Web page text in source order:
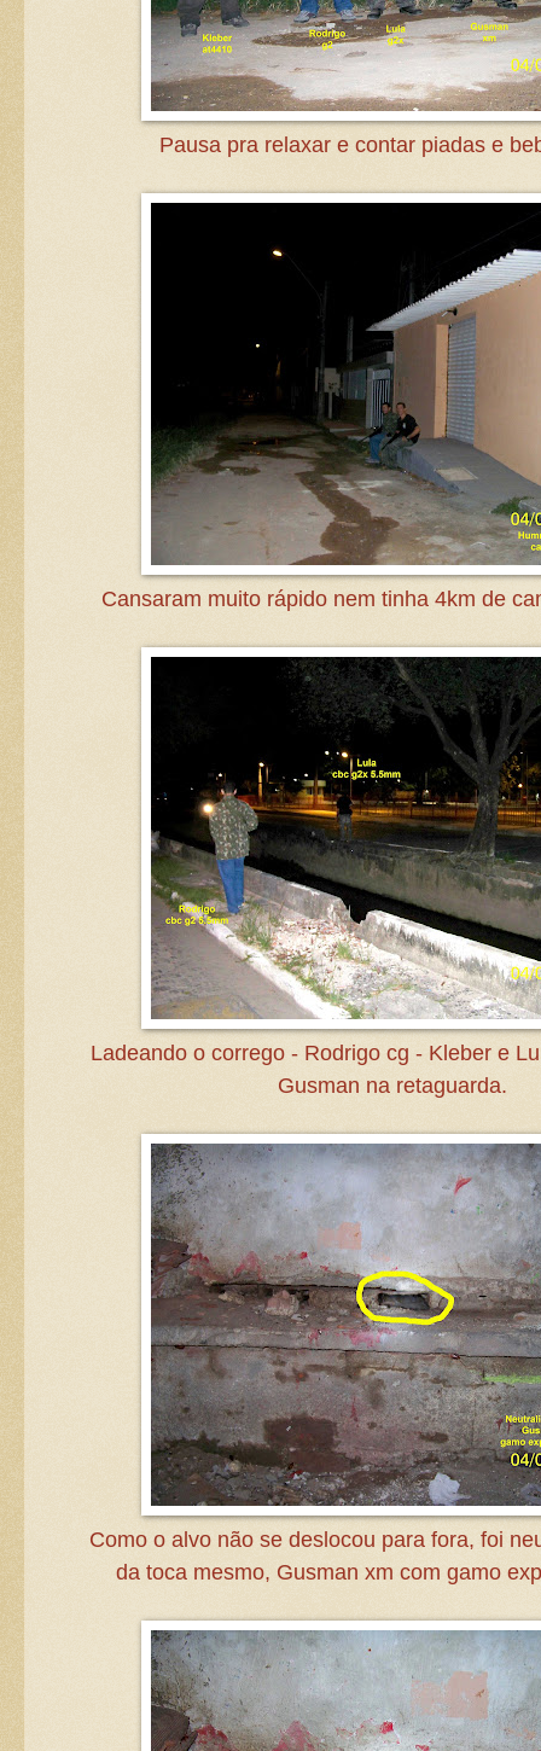
Pausa pra relaxar e contar piadas e
Cansaram muito rápido nem tinha 4km de
Ladeando o corrego - Rodrigo cg - Kleber e
Gusman na retaguarda.
Como o alvo não se deslocou para fora, foi
da toca mesmo, Gusman xm com gamo